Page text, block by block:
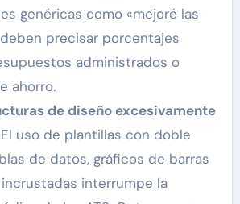
genéricas como «mejoré las
precisar porcentajes
administrados o
ahorro.
de diseño excesivamente
uso de plantillas con doble
de datos, gráficos de barras
interrumpe la